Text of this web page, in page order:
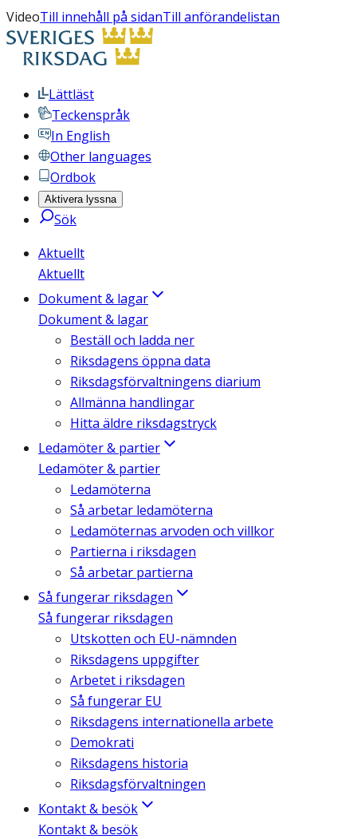
VideoTill innehåll på sidanTill anförandelistan
Lättläst
Teckenspråk
In English
Other languages
Ordbok
Aktivera lyssna
Sök
Aktuellt
Aktuellt
Dokument & lagar
Dokument & lagar
Beställ och ladda ner
Riksdagens öppna data
Riksdagsförvaltningens diarium
Allmänna handlingar
Hitta äldre riksdagstryck
Ledamöter & partier
Ledamöter & partier
Ledamöterna
Så arbetar ledamöterna
Ledamöternas arvoden och villkor
Partierna i riksdagen
Så arbetar partierna
Så fungerar riksdagen
Så fungerar riksdagen
Utskotten och EU-nämnden
Riksdagens uppgifter
Arbetet i riksdagen
Så fungerar EU
Riksdagens internationella arbete
Demokrati
Riksdagens historia
Riksdagsförvaltningen
Kontakt & besök
Kontakt & besök